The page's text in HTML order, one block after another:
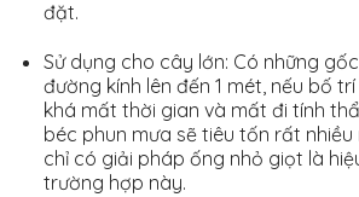
đặt.
Sử dụng cho cây lớn: Có những
đường kính lên đến 1 mét, nếu bố
khá mất thời gian và mất đi tính
béc phun mưa sẽ tiêu tốn rất nhiều
chỉ có giải pháp ống nhỏ giọt là
trường hợp này.